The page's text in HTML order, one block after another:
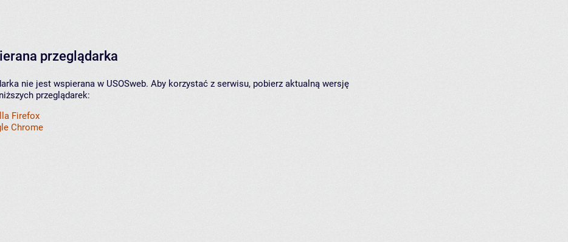
przeglądarka
nie jest wspierana w USOSweb. Aby korzystać z serwisu, pobierz aktualną wersję
przeglądarek:
Firefox
Chrome